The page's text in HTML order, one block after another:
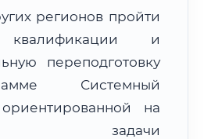
Дистанционно
регионов пройти
квалификации и
переподготовку
Системный
на
задачи